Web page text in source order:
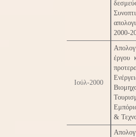
2000-
Ιούλ-2000
έργου
&